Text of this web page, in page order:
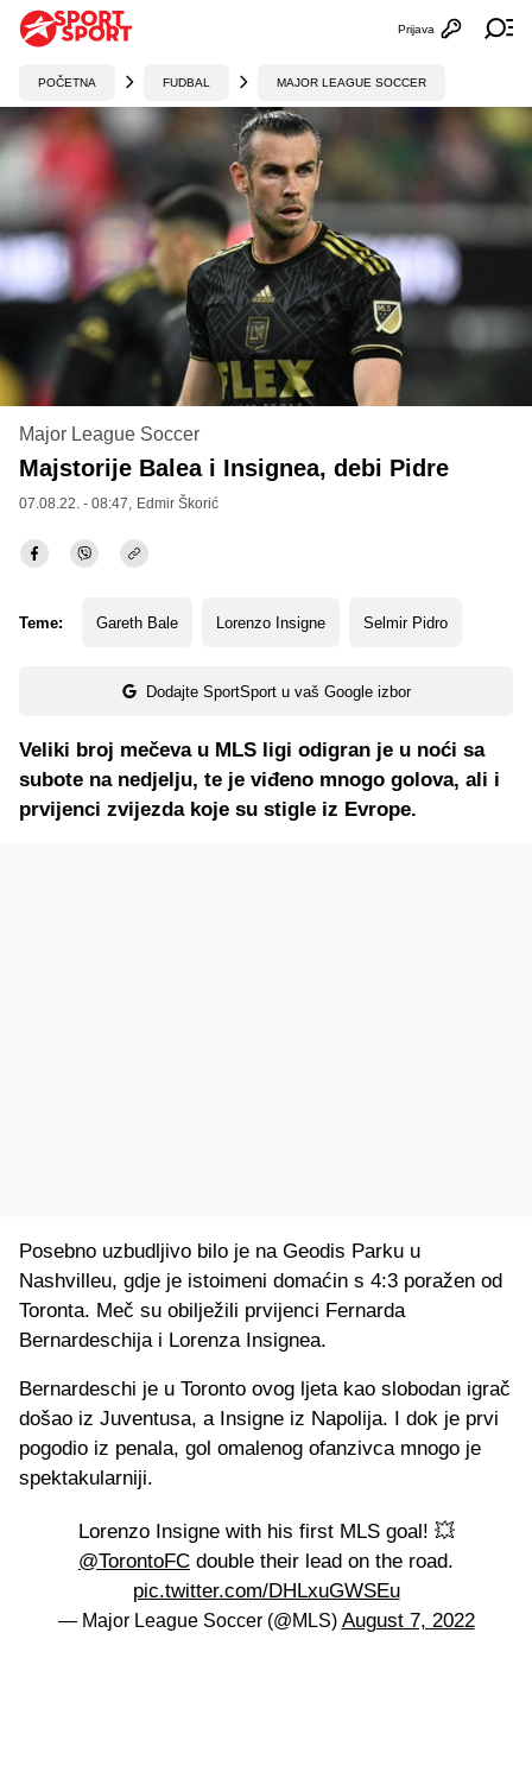
Otvori
Prijava
POČETNA FUDBAL MAJOR LEAGUE SOCCER
Major League Soccer
Majstorije Balea i Insignea, debi Pidre
07.08.22. - 08:47, Edmir Škorić
Teme: Gareth Bale Lorenzo Insigne Selmir Pidro
Dodajte SportSport u vaš Google izbor
Veliki broj mečeva u MLS ligi odigran je u noći sa
subote na nedjelju, te je viđeno mnogo golova, ali i
prvijenci zvijezda koje su stigle iz Evrope.
Posebno uzbudljivo bilo je na Geodis Parku u
Nashvilleu, gdje je istoimeni domaćin s 4:3 poražen od
Toronta. Meč su obilježili prvijenci Fernarda
Bernardeschija i Lorenza Insignea.
Bernardeschi je u Toronto ovog ljeta kao slobodan igrač
došao iz Juventusa, a Insigne iz Napolija. I dok je prvi
pogodio iz penala, gol omalenog ofanzivca mnogo je
spektakularniji.
Lorenzo Insigne with his first MLS goal! 💥
@TorontoFC double their lead on the road.
pic.twitter.com/DHLxuGWSEu
— Major League Soccer (@MLS) August 7, 2022